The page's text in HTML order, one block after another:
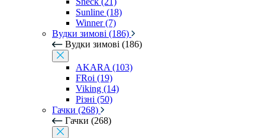
Sunline (18)
Winner (7)
Вудки зимові (186)
Вудки зимові (186)
AKARA (103)
FRoi (19)
Viking (14)
Різні (50)
Гачки (268)
Гачки (268)